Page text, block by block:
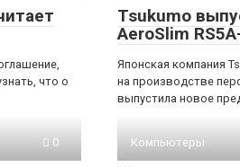
что о
Tsukumo
AeroSlim
Японская компания
на производстве
выпустила новое
0 Компьютеры